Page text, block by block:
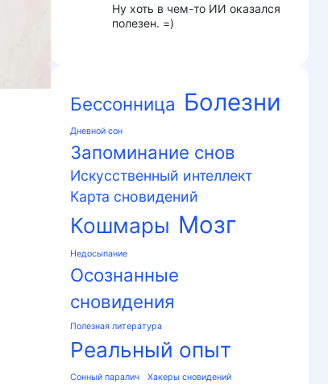
Ну хоть в чем-то ИИ оказался
полезен. =)
Бессонница Болезни
Дневной сон
Запоминание снов
Искусственный интеллект
Карта сновидений
Кошмары Мозг
Недосыпание
Осознанные
сновидения
Полезная литература
Реальный опыт
Сонный паралич
Хакеры сновидений